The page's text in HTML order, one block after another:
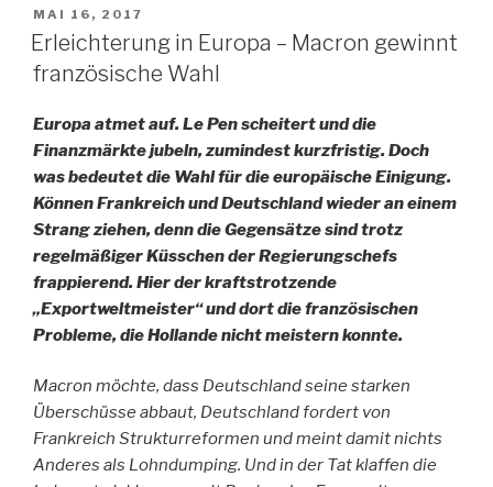
Fehlleistungen“
VERÖFFENTLICHT
AM
MAI 16, 2017
Erleichterung in Europa – Macron gewinnt
französische Wahl
Europa atmet auf. Le Pen scheitert und die
Finanzmärkte jubeln, zumindest kurzfristig. Doch
was bedeutet die Wahl für die europäische Einigung.
Können Frankreich und Deutschland wieder an einem
Strang ziehen, denn die Gegensätze sind trotz
regelmäßiger Küsschen der Regierungschefs
frappierend. Hier der kraftstrotzende
„Exportweltmeister“ und dort die französischen
Probleme, die Hollande nicht meistern konnte.
Macron möchte, dass Deutschland seine starken
Überschüsse abbaut, Deutschland fordert von
Frankreich Strukturreformen und meint damit nichts
Anderes als Lohndumping. Und in der Tat klaffen die